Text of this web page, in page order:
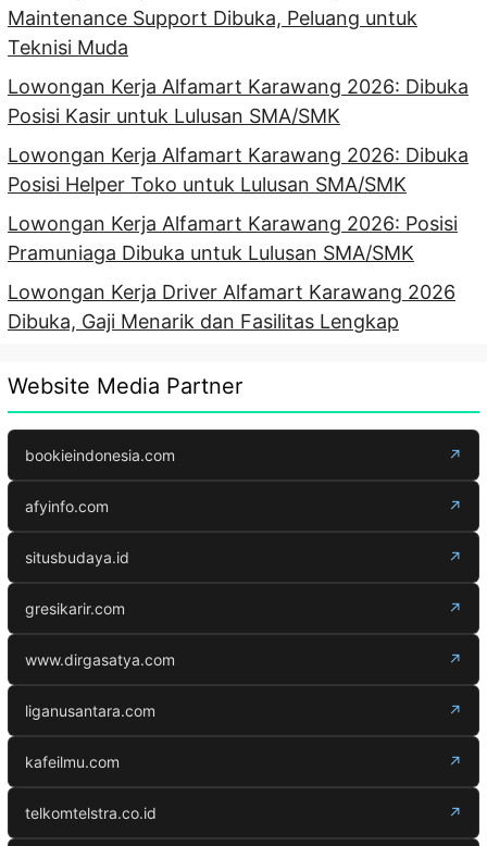
Maintenance Support Dibuka, Peluang untuk
Teknisi Muda
Lowongan Kerja Alfamart Karawang 2026: Dibuka
Posisi Kasir untuk Lulusan SMA/SMK
Lowongan Kerja Alfamart Karawang 2026: Dibuka
Posisi Helper Toko untuk Lulusan SMA/SMK
Lowongan Kerja Alfamart Karawang 2026: Posisi
Pramuniaga Dibuka untuk Lulusan SMA/SMK
Lowongan Kerja Driver Alfamart Karawang 2026
Dibuka, Gaji Menarik dan Fasilitas Lengkap
Website Media Partner
bookieindonesia.com ↗
afyinfo.com ↗
situsbudaya.id ↗
gresikarir.com ↗
www.dirgasatya.com ↗
liganusantara.com ↗
kafeilmu.com ↗
telkomtelstra.co.id ↗